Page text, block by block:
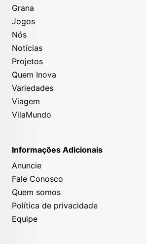
Grana
Jogos
Nós
Notícias
Projetos
Quem Inova
Variedades
Viagem
VilaMundo
Informações Adicionais
Anuncie
Fale Conosco
Quem somos
Política de privacidade
Equipe